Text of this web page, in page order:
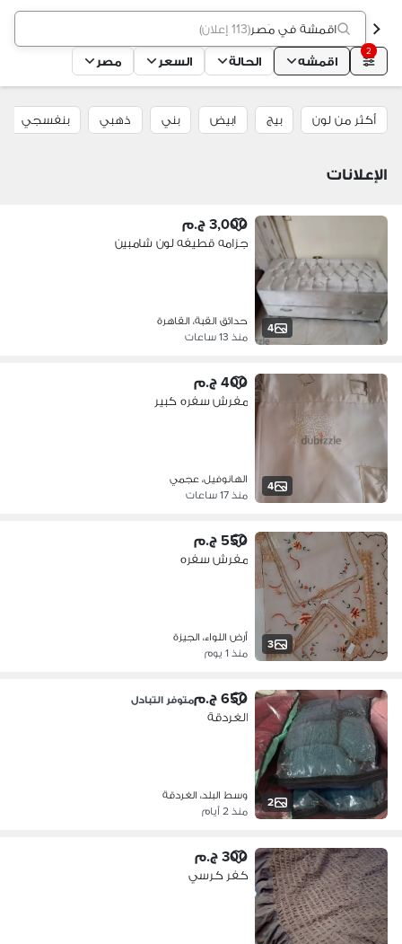
اقمشة في مَصر(113 إعلان )
2
اقمشه الحالة السعر مصر
أكثر من لون بيج ابيض بني ذهبي بنفسجي
الإعلانات
4
3,000 ج.م
جزامه قطيفه لون شامبين
حدائق القبة، القاهرة
منذ 13 ساعات
4
400 ج.م
مفرش سفره كبير
الهانوفيل، عجمي
منذ 17 ساعات
3
550 ج.م
مفرش سفره
أرض اللواء، الجيزة
منذ 1 يوم
2
650 ج.م متوفر التبادل
الغردقة
وسط البلد، الغردقة
منذ 2 أيام
300 ج.م
كفر كرسي